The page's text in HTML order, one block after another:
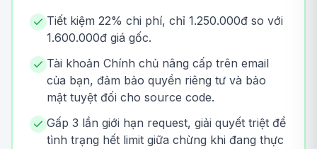
Tiết kiệm 22% chi phí, chỉ 1.250.000đ so với
1.600.000đ giá gốc.
Tài khoản Chính chủ nâng cấp trên email
của bạn, đảm bảo quyền riêng tư và bảo
mật tuyệt đối cho source code.
Gấp 3 lần giới hạn request, giải quyết triệt để
tình trạng hết limit giữa chừng khi đang thực